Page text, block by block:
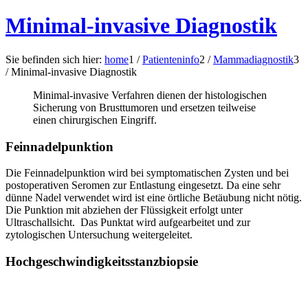
Minimal-invasive Diagnostik
Sie befinden sich hier: home1 / Patienteninfo2 / Mammadiagnostik3
/ Minimal-invasive Diagnostik
Minimal-invasive Verfahren dienen der histologischen
Sicherung von Brusttumoren und ersetzen teilweise
einen chirurgischen Eingriff.
Feinnadelpunktion
Die Feinnadelpunktion wird bei symptomatischen Zysten und bei
postoperativen Seromen zur Entlastung eingesetzt. Da eine sehr
dünne Nadel verwendet wird ist eine örtliche Betäubung nicht nötig.
Die Punktion mit abziehen der Flüssigkeit erfolgt unter
Ultraschallsicht. Das Punktat wird aufgearbeitet und zur
zytologischen Untersuchung weitergeleitet.
Hochgeschwindigkeitsstanzbiopsie